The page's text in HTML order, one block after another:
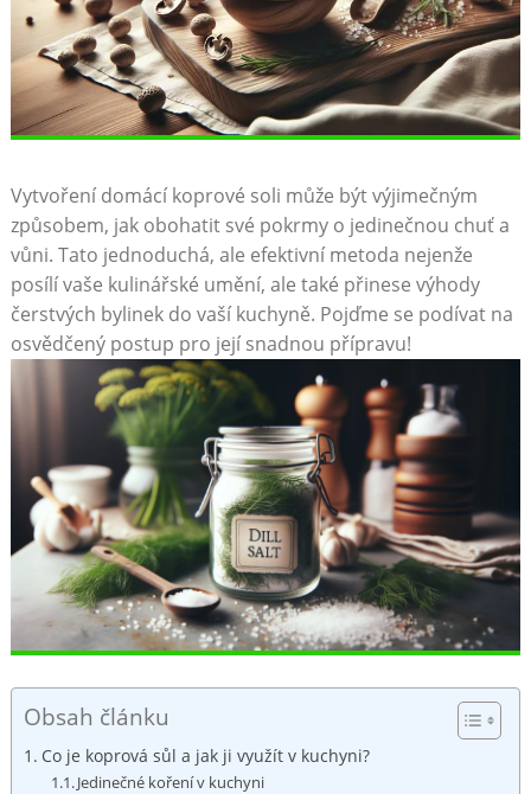
Vytvoření domácí koprové soli může být​ výjimečným
způsobem, ​jak obohatit své pokrmy o jedinečnou chuť a
vůni. Tato jednoduchá, ale efektivní metoda nejenže⁢
posílí vaše kulinářské umění, ale ‌také přinese výhody
čerstvých bylinek do vaší⁣ kuchyně. Pojďme se podívat​ na‌
osvědčený postup‍ pro ‌její snadnou přípravu!
Obsah článku
Co je koprová sůl a jak ji ​využít v kuchyni?
Jedinečné koření v ‌kuchyni